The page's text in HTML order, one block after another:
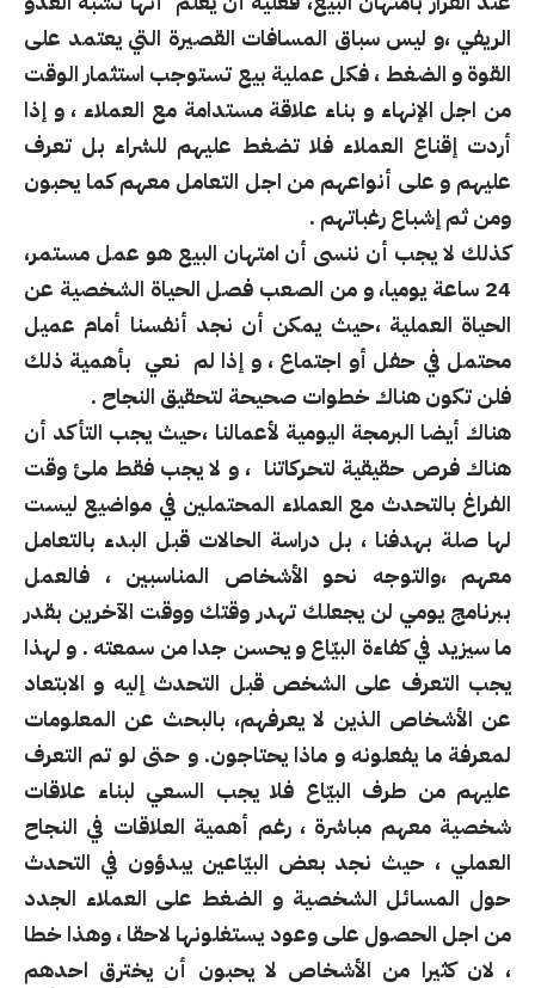
الريفي ،و ليس سباق المسافات القصيرة التي يعتمد على
القوة و الضغط ، فكل عملية بيع تستوجب استثمار الوقت
من اجل الإنهاء و بناء علاقة مستدامة مع العملاء ، و إذا
أردت إقناع العملاء فلا تضغط عليهم للشراء بل تعرف
عليهم و على أنواعهم من اجل التعامل معهم كما يحبون
ومن ثم إشباع رغباتهم .
كذلك لا يجب أن ننسى أن امتهان البيع هو عمل مستمر،
24 ساعة يوميا، و من الصعب فصل الحياة الشخصية عن
الحياة العملية ،حيث يمكن أن نجد أنفسنا أمام عميل
محتمل في حفل أو اجتماع ، و إذا لم نعي بأهمية ذلك
فلن تكون هناك خطوات صحيحة لتحقيق النجاح .
هناك أيضا البرمجة اليومية لأعمالنا ،حيث يجب التأكد أن
هناك فرص حقيقية لتحركاتنا ، و لا يجب فقط ملئ وقت
الفراغ بالتحدث مع العملاء المحتملين في مواضيع ليست
لها صلة بهدفنا ، بل دراسة الحالات قبل البدء بالتعامل
معهم ،والتوجه نحو الأشخاص المناسبين ، فالعمل
ببرنامج يومي لن يجعلك تهدر وقتك ووقت الآخرين بقدر
ما سيزيد في كفاءة البيّاع و يحسن جدا من سمعته . و لهذا
يجب التعرف على الشخص قبل التحدث إليه و الابتعاد
عن الأشخاص الذين لا يعرفهم، بالبحث عن المعلومات
لمعرفة ما يفعلونه و ماذا يحتاجون. و حتى لو تم التعرف
عليهم من طرف البيّاع فلا يجب السعي لبناء علاقات
شخصية معهم مباشرة ، رغم أهمية العلاقات في النجاح
العملي ، حيث نجد بعض البيّاعين يبدؤون في التحدث
حول المسائل الشخصية و الضغط على العملاء الجدد
من اجل الحصول على وعود يستغلونها لاحقا ، وهذا خطا
، لان كثيرا من الأشخاص لا يحبون أن يخترق احدهم